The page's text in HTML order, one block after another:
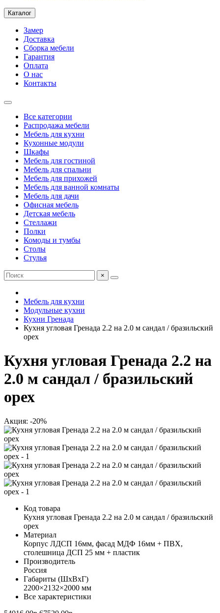
Каталог
Замер
Доставка
Сборка мебели
Гарантия
Оплата
О нас
Контакты
Все категории
Распродажа мебели
Мебель для кухни
Кухонные модули
Шкафы
Мебель для гостиной
Мебель для спальни
Мебель для прихожей
Мебель для ванной комнаты
Мебель для дачи
Офисная мебель
Детская мебель
Стеллажи
Полки
Комоды и тумбы
Столы
Стулья
×
Мебель для кухни
Модульные кухни
Кухни Гренада
Кухня угловая Гренада 2.2 на 2.0 м сандал / бразильский
орех
Кухня угловая Гренада 2.2 на
2.0 м сандал / бразильский
орех
Акция: -20%
Код товара
Кухня угловая Гренада 2.2 на 2.0 м сандал / бразильский
орех
Материал
Корпус ЛДСП 16мм, фасад МДФ 16мм + ПВХ,
столешница ДСП 25 мм + пластик
Производитель
Россия
Габариты (ШхВхГ)
2200×2132×2000 мм
Все характеристики